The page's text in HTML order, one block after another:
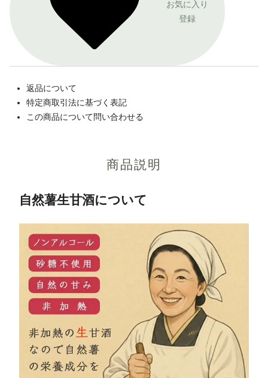
お気に入り
登録
返品について
特定商取引法に基づく表記
この商品について問い合わせる
商品説明
自然薯生甘酒について